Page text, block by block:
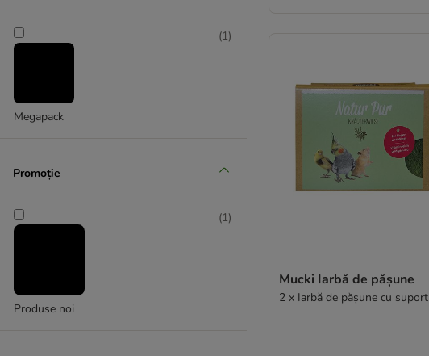
Megapack
(1)
Promoție
Produse noi
(1)
Mucki Iarbă de pășune
2 x Iarbă de pășune cu suport